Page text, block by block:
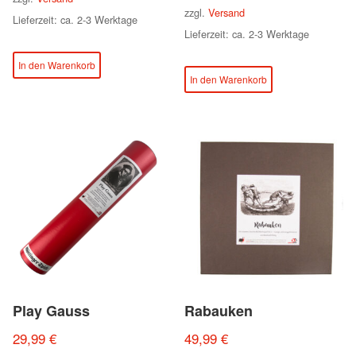
Lieferzeit: ca. 2-3 Werktage
In den Warenkorb
zzgl.Versand
Lieferzeit: ca. 2-3 Werktage
In den Warenkorb
Play Gauss
29,99 €
Rabauken
49,99€